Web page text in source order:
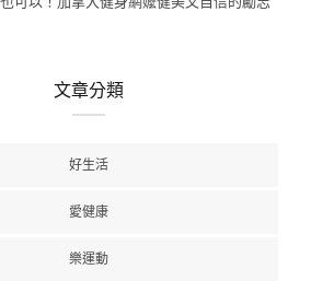
文章分類
好生活
愛健康
樂運動